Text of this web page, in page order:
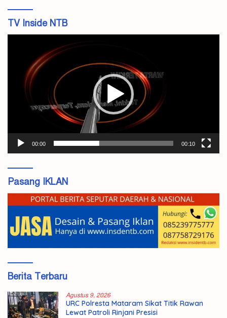
TV Inside NTB
00:00 00:10
Pasang IKLAN
Berita Terbaru
Agustus 9, 2026
URC Polresta Mataram Sikat Titik Rawan
Lewat Patroli Rinjani Presisi